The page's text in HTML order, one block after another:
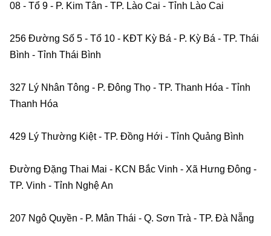
08 - Tổ 9 - P. Kim Tân - TP. Lào Cai - Tỉnh Lào Cai
256 Đường Số 5 - Tổ 10 - KĐT Kỳ Bá - P. Kỳ Bá - TP. Thái
Bình - Tỉnh Thái Bình
327 Lý Nhân Tông - P. Đông Thọ - TP. Thanh Hóa - Tỉnh
Thanh Hóa
429 Lý Thường Kiệt - TP. Đồng Hới - Tỉnh Quảng Bình
Đường Đặng Thai Mai - KCN Bắc Vinh - Xã Hưng Đông -
TP. Vinh - Tỉnh Nghệ An
207 Ngô Quyền - P. Mân Thái - Q. Sơn Trà - TP. Đà Nẵng